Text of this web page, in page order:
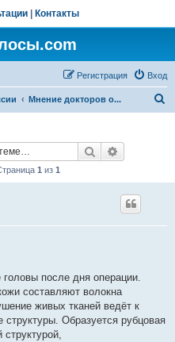
Контакты
Вход
Регистрация
Мнение докторов о...
Поиск
1 из 1
после дня операции.
составляют волокна
живых тканей ведёт к
структуры. Образуется рубцовая